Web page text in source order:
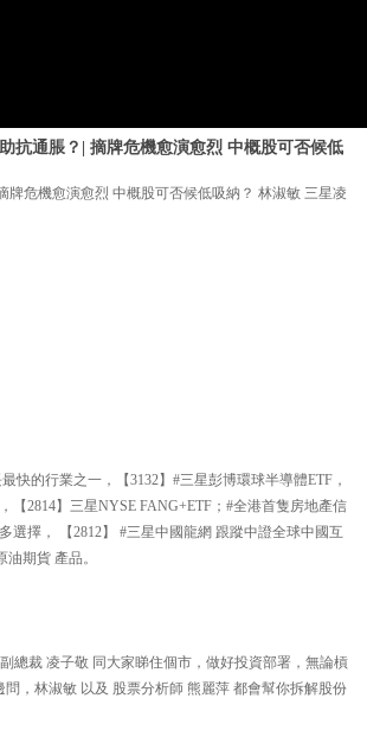
抗通脹？| 摘牌危機愈演愈烈 中概股可否候低
牌危機愈演愈烈 中概股可否候低吸納？ 林淑敏 三星凌
快的行業之一，【3132】#三星彭博環球半導體ETF，
2814】三星NYSE FANG+ETF；#全港首隻房地產信
選擇， 【2812】 #三星中國龍網 跟蹤中證全球中國互
期貨 產品。
總裁 凌子敬 同大家睇住個市，做好投資部署，無論槓
，林淑敏 以及 股票分析師 熊麗萍 都會幫你拆解股份